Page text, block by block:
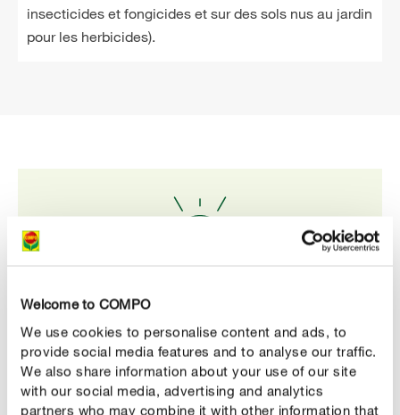
Welcome to COMPO
We use cookies to personalise content and ads, to
provide social media features and to analyse our traffic.
We also share information about your use of our site
with our social media, advertising and analytics
partners who may combine it with other information that
insecticides et fongicides et sur des sols nus au jardin
pour les herbicides).
Habillez-vous bien avec des vêtements de protection
pour épandre des produits phytosanitaires
Pour épandre ces produits, portez de préférence un
haut à manches longues, un pantalon, des